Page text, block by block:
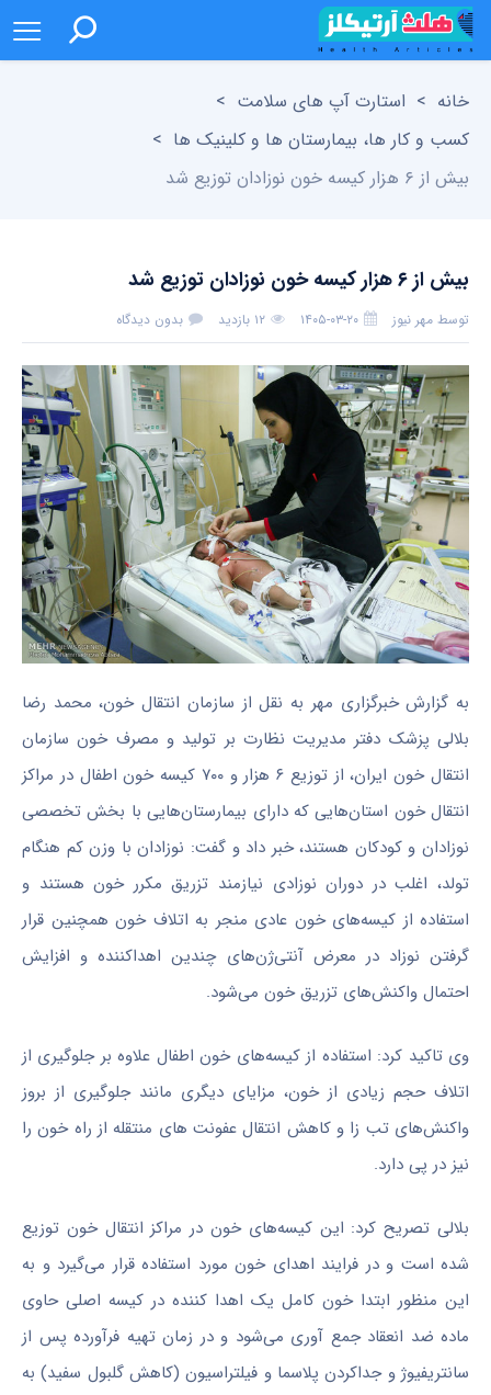
خانه > استارت آپ های سلامت >
کسب و کار ها، بیمارستان ها و کلینیک ها >
بیش از ۶ هزار کیسه خون نوزادان توزیع شد
بیش از ۶ هزار کیسه خون نوزادان توزیع شد
توسط مهر نیوز ۱۴۰۵-۰۳-۲۰ ۱۲ بازدید بدون دیدگاه
به گزارش خبرگزاری مهر به نقل از سازمان انتقال خون، محمد رضا
بلالی پزشک دفتر مدیریت نظارت بر تولید و مصرف خون سازمان
انتقال خون ایران، از توزیع ۶ هزار و ۷۰۰ کیسه خون اطفال در مراکز
انتقال خون استان‌هایی که دارای بیمارستان‌هایی با بخش تخصصی
نوزادان و کودکان هستند، خبر داد و گفت: نوزادان با وزن کم هنگام
تولد، اغلب در دوران نوزادی نیازمند تزریق مکرر خون هستند و
استفاده از کیسه‌های خون عادی منجر به اتلاف خون همچنین قرار
گرفتن نوزاد در معرض آنتی‌ژن‌های چندین اهداکننده و افزایش
احتمال واکنش‌های تزریق خون می‌شود.
وی تاکید کرد: استفاده از کیسه‌های خون اطفال علاوه بر جلوگیری از
اتلاف حجم زیادی از خون، مزایای دیگری مانند جلوگیری از بروز
واکنش‌های تب زا و کاهش انتقال عفونت های منتقله از راه خون را
نیز در پی دارد.
بلالی تصریح کرد: این کیسه‌های خون در مراکز انتقال خون توزیع
شده است و در فرایند اهدای خون مورد استفاده قرار می‌گیرد و به
این منظور ابتدا خون کامل یک اهدا کننده در کیسه اصلی حاوی
ماده ضد انعقاد جمع آوری می‌شود و در زمان تهیه فرآورده پس از
سانتریفیوژ و جداکردن پلاسما و فیلتراسیون (کاهش گلبول سفید) به